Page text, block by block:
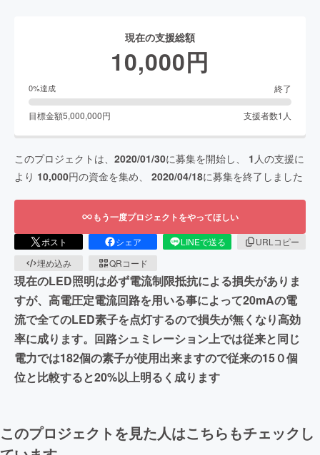
現在の支援総額
10,000円
0%達成 終了
目標金額5,000,000円 支援者数1 人
このプロジェクトは、 2020/01/30に募集を開始し、 1 人の支援に
より 10,000円の資金を集め、 2020/04/18に募集を終了しました
もう一度プロジェクトをやってほしい
ポスト シェア LINEで送る
URLコピー
埋め込み
QRコード
現在のLED照明は必ず電流制限抵抗による損失がありま
すが、高電圧定電流回路を用いる事によって20mAの電
流で全てのLED素子を点灯するので損失が無くなり高効
率に成ります。回路シュミレーション上では従来と同じ
電力では182個の素子が使用出来ますので従来の15０個
位と比較すると20%以上明るく成ります
このプロジェクトを見た人はこちらもチェックし